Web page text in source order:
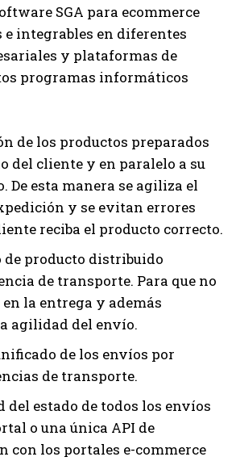
SGA para ecommerce
integrables en diferentes
y plataformas de
programas informáticos
de los productos preparados
del cliente y en paralelo a su
De esta manera se agiliza el
y se evitan errores
reciba el producto correcto.
de producto distribuido
de transporte. Para que no
la entrega y además
agilidad del envío.
de los envíos por
de transporte.
estado de todos los envíos
o una única API de
con los portales e-commerce